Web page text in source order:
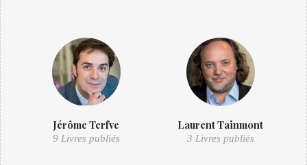
Jérôme Terfve
9 Livres publiés
Laurent Tainmont
3 Livres publiés